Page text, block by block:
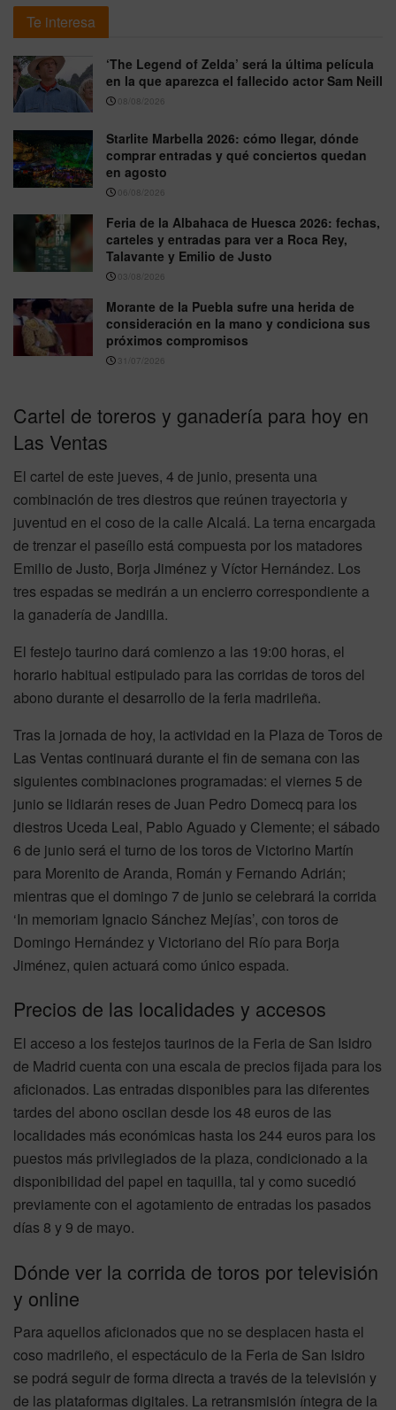
Te interesa
‘The Legend of Zelda’ será la última película
en la que aparezca el fallecido actor Sam Neill
08/08/2026
Starlite Marbella 2026: cómo llegar, dónde
comprar entradas y qué conciertos quedan
en agosto
06/08/2026
Feria de la Albahaca de Huesca 2026: fechas,
carteles y entradas para ver a Roca Rey,
Talavante y Emilio de Justo
03/08/2026
Morante de la Puebla sufre una herida de
consideración en la mano y condiciona sus
próximos compromisos
31/07/2026
Cartel de toreros y ganadería para hoy en
Las Ventas
El cartel de este jueves, 4 de junio, presenta una
combinación de tres diestros que reúnen trayectoria y
juventud en el coso de la calle Alcalá. La terna encargada
de trenzar el paseíllo está compuesta por los matadores
Emilio de Justo, Borja Jiménez y Víctor Hernández. Los
tres espadas se medirán a un encierro correspondiente a
la ganadería de Jandilla.
El festejo taurino dará comienzo a las 19:00 horas, el
horario habitual estipulado para las corridas de toros del
abono durante el desarrollo de la feria madrileña.
Tras la jornada de hoy, la actividad en la Plaza de Toros de
Las Ventas continuará durante el fin de semana con las
siguientes combinaciones programadas: el viernes 5 de
junio se lidiarán reses de Juan Pedro Domecq para los
diestros Uceda Leal, Pablo Aguado y Clemente; el sábado
6 de junio será el turno de los toros de Victorino Martín
para Morenito de Aranda, Román y Fernando Adrián;
mientras que el domingo 7 de junio se celebrará la corrida
‘In memoriam Ignacio Sánchez Mejías’, con toros de
Domingo Hernández y Victoriano del Río para Borja
Jiménez, quien actuará como único espada.
Precios de las localidades y accesos
El acceso a los festejos taurinos de la Feria de San Isidro
de Madrid cuenta con una escala de precios fijada para los
aficionados. Las entradas disponibles para las diferentes
tardes del abono oscilan desde los 48 euros de las
localidades más económicas hasta los 244 euros para los
puestos más privilegiados de la plaza, condicionado a la
disponibilidad del papel en taquilla, tal y como sucedió
previamente con el agotamiento de entradas los pasados
días 8 y 9 de mayo.
Dónde ver la corrida de toros por televisión
y online
Para aquellos aficionados que no se desplacen hasta el
coso madrileño, el espectáculo de la Feria de San Isidro
se podrá seguir de forma directa a través de la televisión y
de las plataformas digitales. La retransmisión íntegra de la